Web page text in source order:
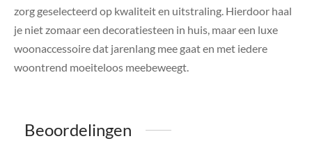
zorg geselecteerd op kwaliteit en uitstraling. Hierdoor haal
je niet zomaar een decoratiesteen in huis, maar een luxe
woonaccessoire dat jarenlang mee gaat en met iedere
woontrend moeiteloos meebeweegt.
Beoordelingen